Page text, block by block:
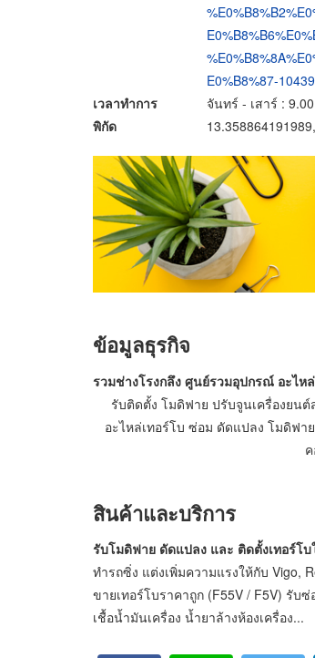
E0%B8%87-
เวลาทำการ
จันทร์ - เสาร์ :
พิกัด
ข้อมูลธุรกิจ
รวมช่างโรงกลึง ศูนย์รวมอุปกรณ์ อะไห
รับติดตั้ง โมดิฟาย ปรับจูนเครื่องยน
อะไหล่เทอร์โบ ซ่อม ดัดแปลง โมดิฟา
สินค้าและบริการ
รับโมดิฟาย ดัดแปลง และ ติดตั้งเทอร์โ
ทำรถซิ่ง แต่งเพิ่มความแรงให้กับ Vigo,
ขายเทอร์โบราคาถูก (F55V / F5V) รับ
เชื้อน้ำมันเครื่อง น้ำยาล้างห้องเครื่อง...